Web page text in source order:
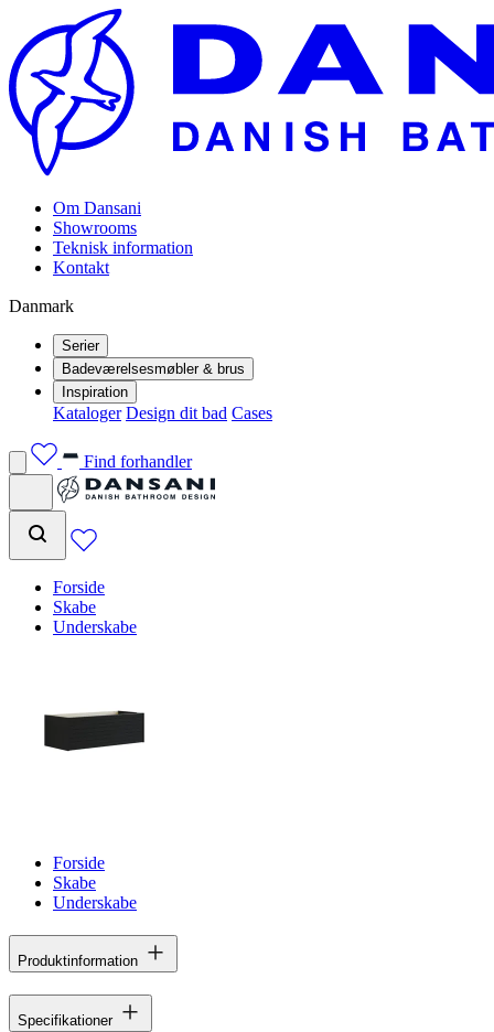
Om Dansani
Showrooms
Teknisk information
Kontakt
Danmark
Serier
Badeværelsesmøbler & brus
Inspiration
Kataloger Design dit bad Cases
Find forhandler
Forside
Skabe
Underskabe
Forside
Skabe
Underskabe
Produktinformation
Specifikationer